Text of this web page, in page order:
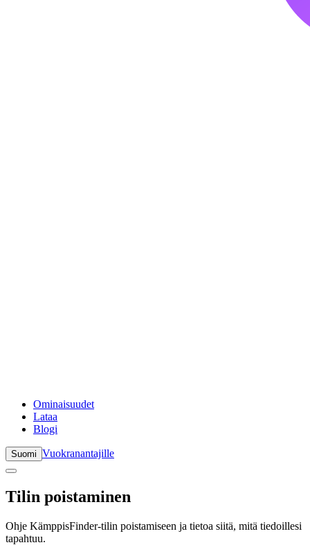
Ominaisuudet
Lataa
Blogi
Suomi Vuokranantajille
Tilin poistaminen
Ohje KämppisFinder-tilin poistamiseen ja tietoa siitä, mitä tiedoillesi
tapahtuu.